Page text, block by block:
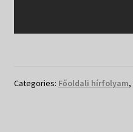
Categories: Főoldali hírfolyam,